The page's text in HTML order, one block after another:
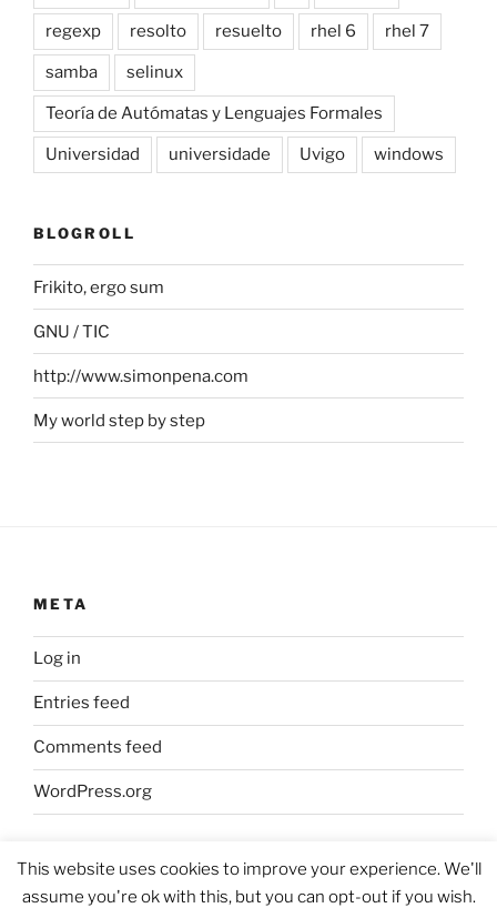
regexp resolto resuelto rhel 6 rhel 7
samba selinux
Teoría de Autómatas y Lenguajes Formales
Universidad universidade Uvigo windows
BLOGROLL
Frikito, ergo sum
GNU / TIC
http://www.simonpena.com
My world step by step
META
Log in
Entries feed
Comments feed
WordPress.org
This website uses cookies to improve your experience. We'll
assume you're ok with this, but you can opt-out if you wish.